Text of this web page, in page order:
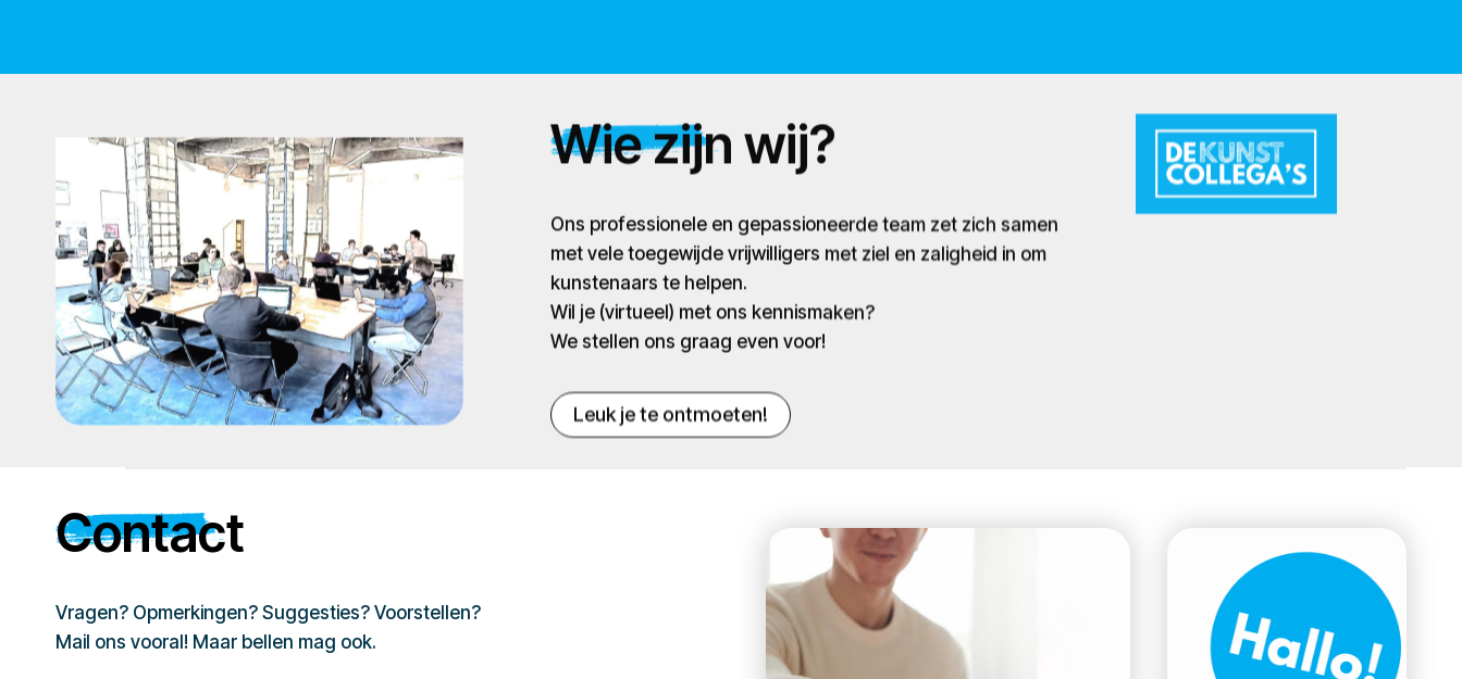
Wie zijn wij?
Ons professionele en gepassioneerde team zet zich samen
met vele toegewijde vrijwilligers met ziel en zaligheid in om
kunstenaars te helpen.
Wil je (virtueel) met ons kennismaken?
We stellen ons graag even voor!
Leuk je te ontmoeten!
Contact
Vragen? Opmerkingen? Suggesties? Voorstellen?
Mail ons vooral! Maar bellen mag ook.